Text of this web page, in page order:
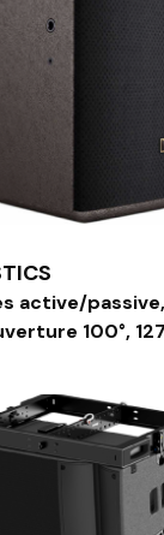
active/passive,
100°,